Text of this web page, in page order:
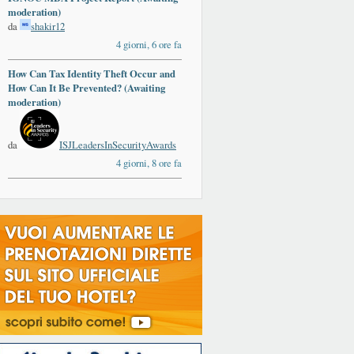
moderation)
da
shakir12
4 giorni, 6 ore fa
How Can Tax Identity Theft Occur and
How Can It Be Prevented? (Awaiting
moderation)
da
ISJLeadersInSecurityAwards
4 giorni, 8 ore fa